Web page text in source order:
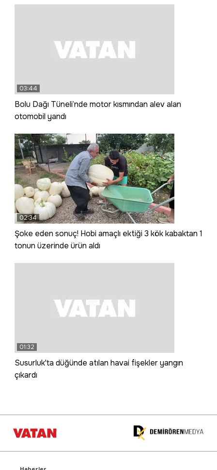
03:44
Bolu Dağı Tüneli’nde motor kısmından alev alan
otomobil yandı
02:34
Şoke eden sonuç! Hobi amaçlı ektiği 3 kök kabaktan 1
tonun üzerinde ürün aldı
01:32
Susurluk'ta düğünde atılan havai fişekler yangın
çıkardı